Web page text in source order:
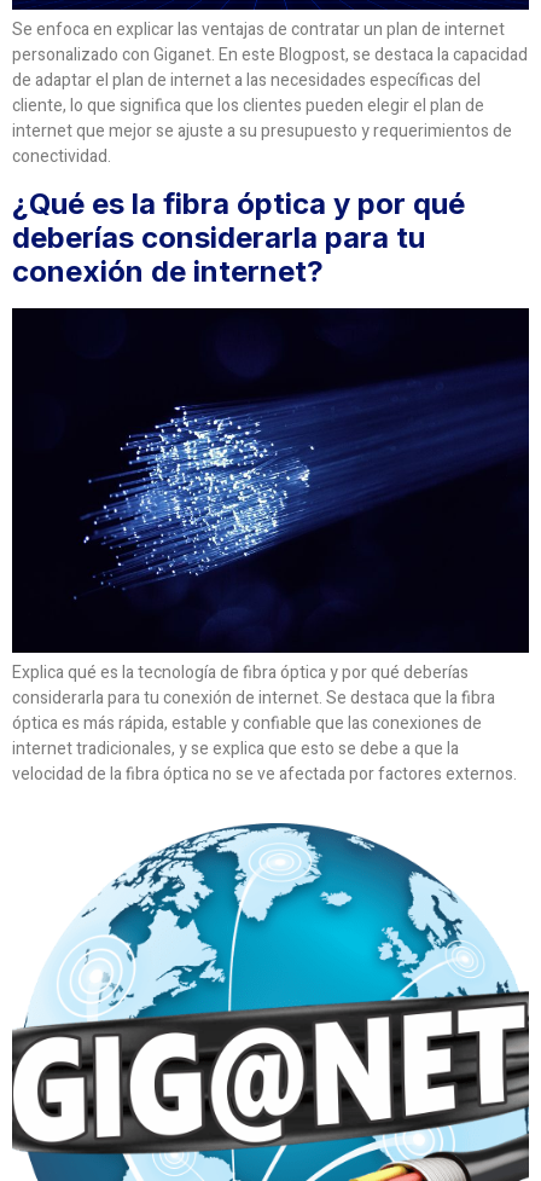
Se enfoca en explicar las ventajas de contratar un plan de internet
personalizado con Giganet. En este Blogpost, se destaca la capacidad
de adaptar el plan de internet a las necesidades específicas del
cliente, lo que significa que los clientes pueden elegir el plan de
internet que mejor se ajuste a su presupuesto y requerimientos de
conectividad.
¿Qué es la fibra óptica y por qué
deberías considerarla para tu
conexión de internet?
Explica qué es la tecnología de fibra óptica y por qué deberías
considerarla para tu conexión de internet. Se destaca que la fibra
óptica es más rápida, estable y confiable que las conexiones de
internet tradicionales, y se explica que esto se debe a que la
velocidad de la fibra óptica no se ve afectada por factores externos.